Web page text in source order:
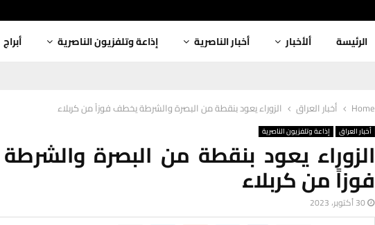
الرئيسة ألأخبار أخبار الناصرية إذاعة وتلفزيون الناصرية أبراج
Home أخبار العراق الزوراء يعود بنقطة من البصرة والشرطة يخطف فوزاً من كربلاء
أخبار العراق إذاعة وتلفزيون الناصرية
الزوراء يعود بنقطة من البصرة
فوزاً من كربلاء
30 أكتوبر، 2023